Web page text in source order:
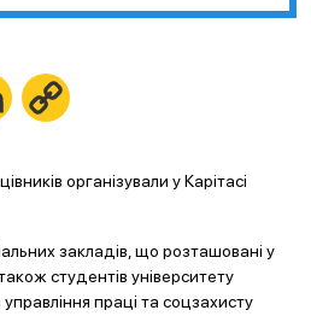
LinkedIn
організували у Карітасі
закладів, що розташовані у
студентів університету
праці та соцзахисту